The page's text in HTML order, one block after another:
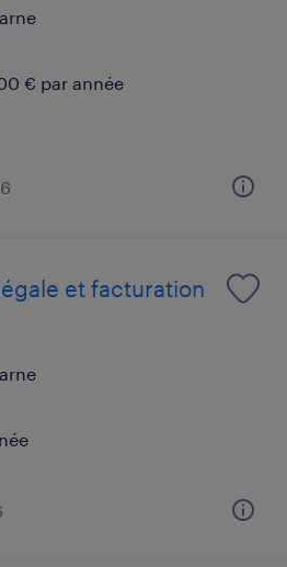
€ par année
et facturation